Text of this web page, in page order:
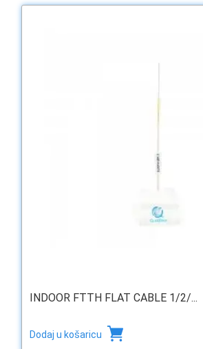
INDOOR FTTH FLAT CABLE 1/2/...
Dodaj u košaricu